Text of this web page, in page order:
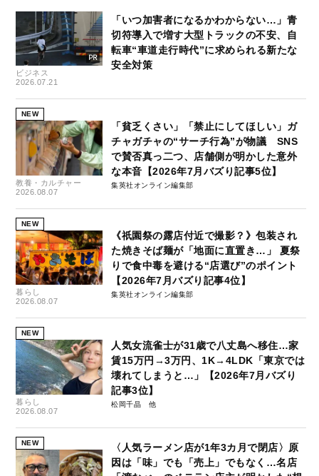
ビジネス
2026.07.21
「いつ加害者になるかわからない…」青
切符導入で増す大型トラックの不安、自
転車“車道走行時代”に求められる新たな
安全対策
NEW
教養・カルチャー
2026.08.07
「貧乏くさい」「禁止にしてほしい」ガ
チャガチャの“サーチ行為”が物議 SNS
で賛否真っ二つ、店舗側が明かした意外
な本音【2026年7月バズり記事5位】
集英社オンライン編集部
NEW
暮らし
2026.08.07
《祇園祭の露店付近で撮影？》包装され
た焼きそば麺が「地面に直置き…」 夏祭
りで食中毒を避ける“店選び”のポイント
【2026年7月バズり記事4位】
集英社オンライン編集部
NEW
暮らし
2026.08.07
人気女流雀士が31歳で八丈島へ移住…家
賃15万円→3万円、1K→4LDK「東京では
壊れてしまうと…」【2026年7月バズり
記事3位】
松岡千晶
NEW
〈人気ラーメン店が1年3カ月で閉店〉原
因は「味」でも「売上」でもなく…名店